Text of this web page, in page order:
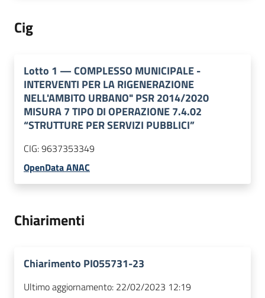
Cig
Lotto 1 —COMPLESSO MUNICIPALE -
INTERVENTI PER LA RIGENERAZIONE
NELL'AMBITO URBANO" PSR 2014/2020
MISURA 7 TIPO DI OPERAZIONE 7.4.02
“STRUTTURE PER SERVIZI PUBBLICI”
CIG:9637353349
OpenData ANAC
Chiarimenti
Chiarimento PI055731-23
Ultimo aggiornamento: 22/02/2023 12:19